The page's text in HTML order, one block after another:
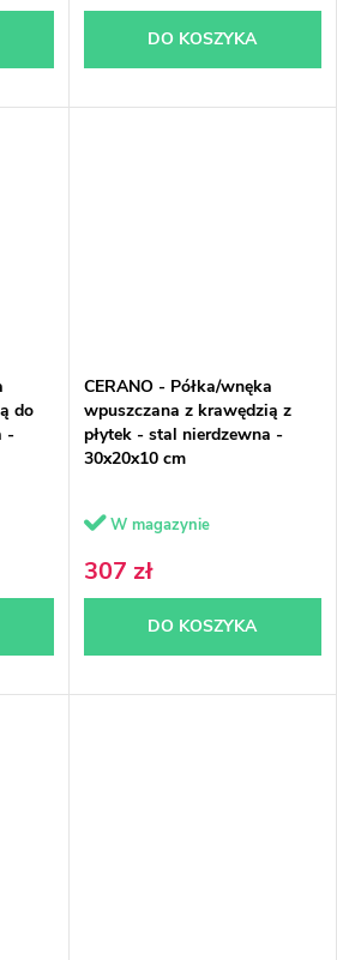
DO KOSZYKA
do
-
CERANO - Półka/wnęka
wpuszczana z krawędzią z
płytek - stal nierdzewna -
30x20x10 cm
W magazynie
307 zł
DO KOSZYKA